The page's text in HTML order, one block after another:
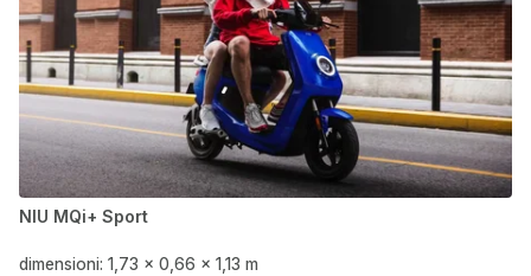
NIU MQi+ Sport
dimensioni: 1,73 x 0,66 x 1,13 m